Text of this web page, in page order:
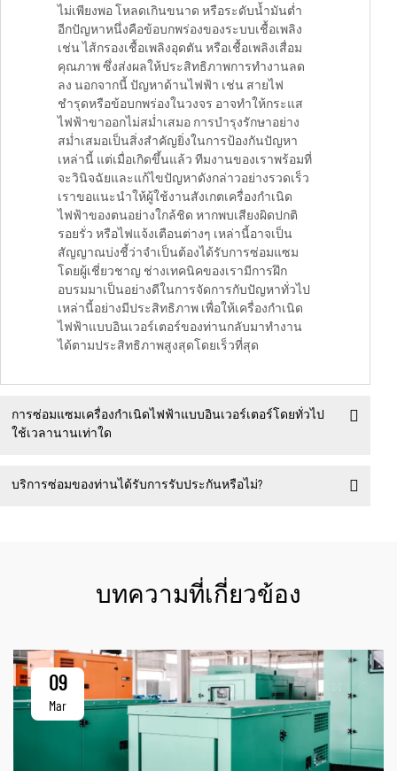
ไม่เพียงพอ โหลดเกินขนาด หรือระดับน้ำมันต่ำ
อีกปัญหาหนึ่งคือข้อบกพร่องของระบบเชื้อเพลิง
เช่น ไส้กรองเชื้อเพลิงอุดตัน หรือเชื้อเพลิงเสื่อม
คุณภาพ ซึ่งส่งผลให้ประสิทธิภาพการทำงานลด
ลง นอกจากนี้ ปัญหาด้านไฟฟ้า เช่น สายไฟ
ชำรุดหรือข้อบกพร่องในวงจร อาจทำให้กระแส
ไฟฟ้าขาออกไม่สม่ำเสมอ การบำรุงรักษาอย่าง
สม่ำเสมอเป็นสิ่งสำคัญยิ่งในการป้องกันปัญหา
เหล่านี้ แต่เมื่อเกิดขึ้นแล้ว ทีมงานของเราพร้อมที่
จะวินิจฉัยและแก้ไขปัญหาดังกล่าวอย่างรวดเร็ว
เราขอแนะนำให้ผู้ใช้งานสังเกตเครื่องกำเนิด
ไฟฟ้าของตนอย่างใกล้ชิด หากพบเสียงผิดปกติ
รอยรั่ว หรือไฟแจ้งเตือนต่างๆ เหล่านี้อาจเป็น
สัญญาณบ่งชี้ว่าจำเป็นต้องได้รับการซ่อมแซม
โดยผู้เชี่ยวชาญ ช่างเทคนิคของเรามีการฝึก
อบรมมาเป็นอย่างดีในการจัดการกับปัญหาทั่วไป
เหล่านี้อย่างมีประสิทธิภาพ เพื่อให้เครื่องกำเนิด
ไฟฟ้าแบบอินเวอร์เตอร์ของท่านกลับมาทำงาน
ได้ตามประสิทธิภาพสูงสุดโดยเร็วที่สุด
การซ่อมแซมเครื่องกำเนิดไฟฟ้าแบบอินเวอร์เตอร์โดยทั่วไป
ใช้เวลานานเท่าใด
บริการซ่อมของท่านได้รับการรับประกันหรือไม่?
บทความที่เกี่ยวข้อง
09
Mar